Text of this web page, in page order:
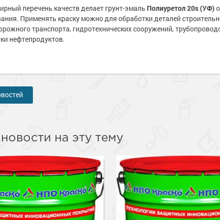
товары
оборудование
стены
краски для
для
перечень качеств делает грунт-эмаль Полиуретол 20s (УФ)
Применять краску можно для обработки деталей
транспорта, гидротехнических сооружений,
нефтепродуктов.
на эту тему
товары
оборудование
стены
краски для
для